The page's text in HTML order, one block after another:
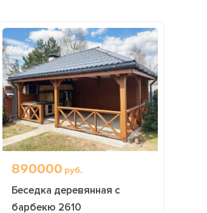
890000 руб.
Беседка деревянная с
барбекю 2610